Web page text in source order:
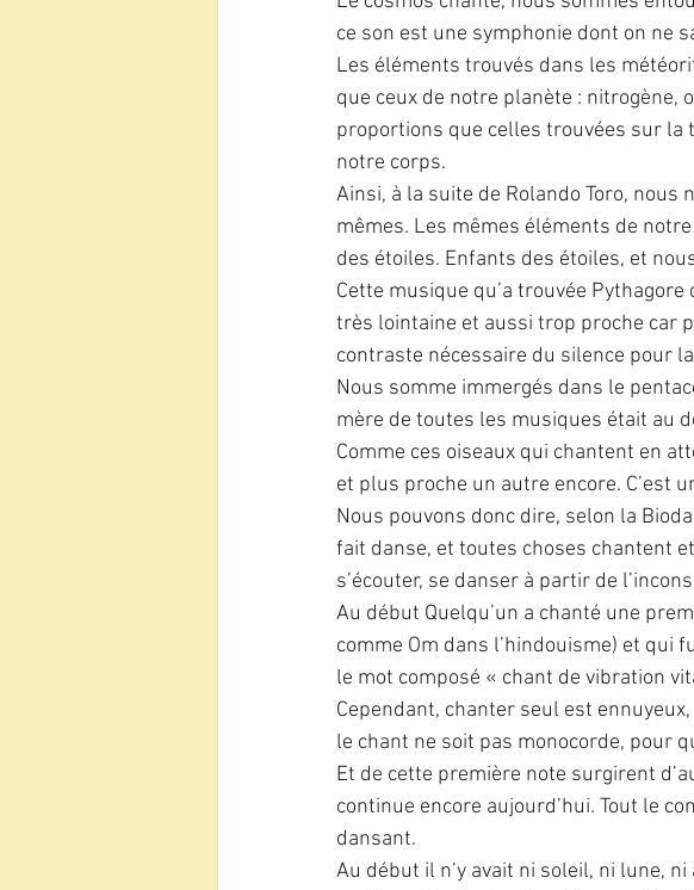
ce son est une symphonie dont on ne
Les éléments trouvés dans les
que ceux de notre planète : nitrogène,
proportions que celles trouvées sur la
notre corps.
Ainsi, à la suite de Rolando Toro, nous
mêmes. Les mêmes éléments de
des étoiles. Enfants des étoiles, et
Cette musique qu’a trouvée
très lointaine et aussi trop proche car
contraste nécessaire du silence pour
Nous somme immergés dans le
mère de toutes les musiques était au
Comme ces oiseaux qui chantent en
et plus proche un autre encore. C’est
Nous pouvons donc dire, selon la
fait danse, et toutes choses chantent
s’écouter, se danser à partir de
Au début Quelqu’un a chanté une
comme Om dans l’hindouisme) et qui
le mot composé « chant de vibration
Cependant, chanter seul est
le chant ne soit pas monocorde, pour
Et de cette première note surgirent
continue encore aujourd’hui. Tout le
dansant.
Au début il n’y avait ni soleil, ni lune,